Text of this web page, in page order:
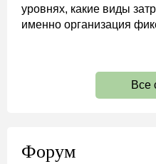
уровнях, какие виды
именно организация
Все
Форум